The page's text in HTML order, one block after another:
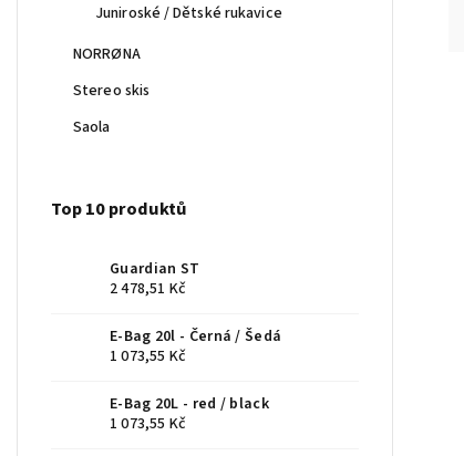
Juniroské / Dětské rukavice
NORRØNA
Stereo skis
Saola
Top 10 produktů
Guardian ST
2 478,51 Kč
E-Bag 20l - Černá / Šedá
1 073,55 Kč
E-Bag 20L - red / black
1 073,55 Kč